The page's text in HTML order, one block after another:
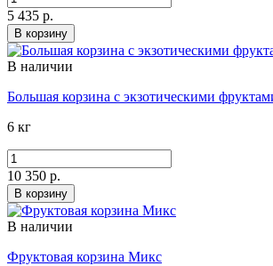
5 435 р.
В корзину
В наличии
Большая корзина с экзотическими
6 кг
10 350 р.
В корзину
В наличии
Фруктовая корзина Микс